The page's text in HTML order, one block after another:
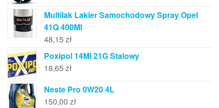
Multilak Lakier Samochodowy Spray Opel
41Q 400Ml
48,15 zł
Poxipol 14Ml 21G Stalowy
18,65 zł
Neste Pro 0W20 4L
150,00 zł